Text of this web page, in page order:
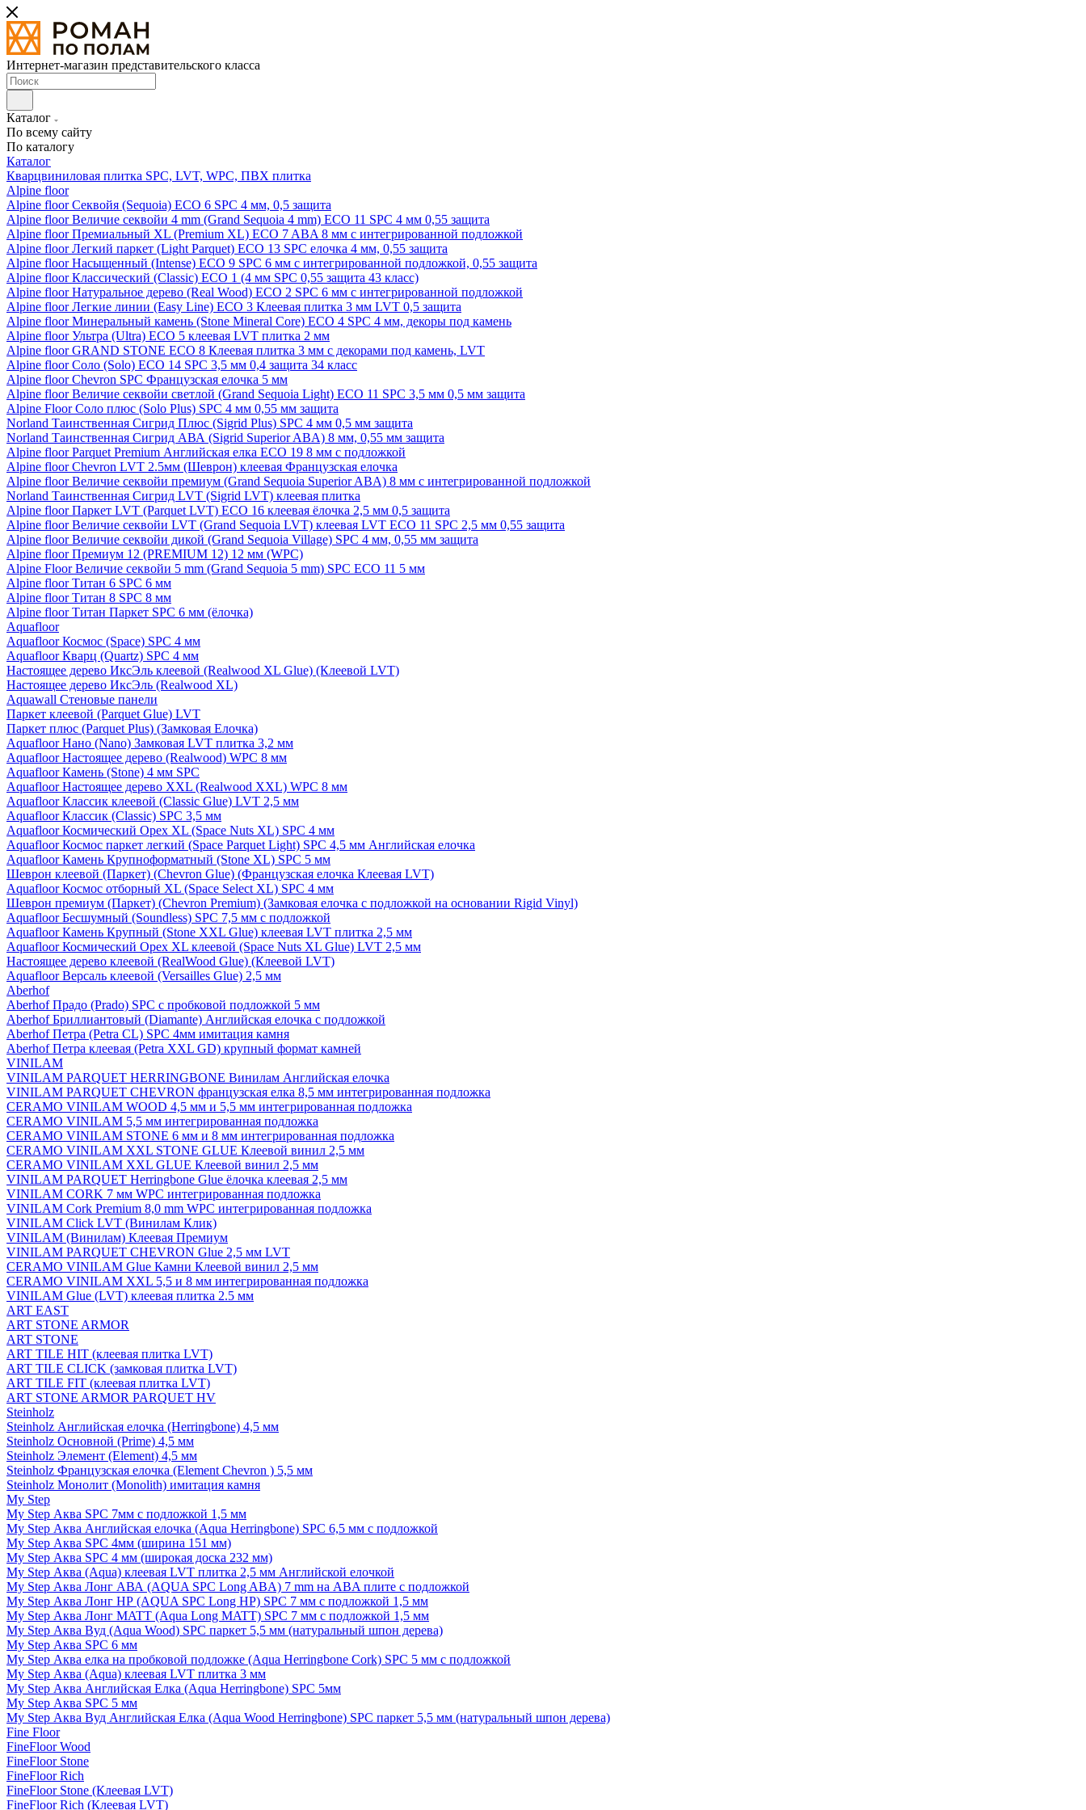
Интернет-магазин представительского класса
Каталог
По всему сайту
По каталогу
Каталог
Кварцвиниловая плитка SPC, LVT, WPC, ПВХ плитка
Alpine floor
Alpine floor Секвойя (Sequoia) ECO 6 SPC 4 мм, 0,5 защита
Alpine floor Величие секвойи 4 mm (Grand Sequoia 4 mm) ECO 11 SPC 4 мм 0,55 защита
Alpine floor Премиальный XL (Premium XL) ECO 7 ABA 8 мм с интегрированной подложкой
Alpine floor Легкий паркет (Light Parquet) ECO 13 SPC елочка 4 мм, 0,55 защита
Alpine floor Насыщенный (Intense) ECO 9 SPC 6 мм с интегрированной подложкой, 0,55 защита
Alpine floor Классический (Classic) ECO 1 (4 мм SPC 0,55 защита 43 класс)
Alpine floor Натуральное дерево (Real Wood) ECO 2 SPC 6 мм с интегрированной подложкой
Alpine floor Легкие линии (Easy Line) ECO 3 Клеевая плитка 3 мм LVT 0,5 защита
Alpine floor Минеральный камень (Stone Mineral Core) ECO 4 SPC 4 мм, декоры под камень
Alpine floor Ультра (Ultra) ECO 5 клеевая LVT плитка 2 мм
Alpine floor GRAND STONE ECO 8 Клеевая плитка 3 мм с декорами под камень, LVT
Alpine floor Соло (Solo) ECO 14 SPC 3,5 мм 0,4 защита 34 класс
Alpine floor Chevron SPC Французская елочка 5 мм
Alpine floor Величие секвойи светлой (Grand Sequoia Light) ECO 11 SPC 3,5 мм 0,5 мм защита
Alpine Floor Соло плюс (Solo Plus) SPC 4 мм 0,55 мм защита
Norland Таинственная Сигрид Плюс (Sigrid Plus) SPC 4 мм 0,5 мм защита
Norland Таинственная Сигрид АВА (Sigrid Superior ABA) 8 мм, 0,55 мм защита
Alpine floor Parquet Premium Английская елка ECO 19 8 мм с подложкой
Alpine floor Chevron LVT 2.5мм (Шеврон) клеевая Французская елочка
Alpine floor Величие секвойи премиум (Grand Sequoia Superior ABA) 8 мм с интегрированной подложкой
Norland Таинственная Сигрид LVT (Sigrid LVT) клеевая плитка
Alpine floor Паркет LVT (Parquet LVT) ECO 16 клеевая ёлочка 2,5 мм 0,5 защита
Alpine floor Величие секвойи LVT (Grand Sequoia LVT) клеевая LVT ECO 11 SPC 2,5 мм 0,55 защита
Alpine floor Величие секвойи дикой (Grand Sequoia Village) SPC 4 мм, 0,55 мм защита
Alpine floor Премиум 12 (PREMIUM 12) 12 мм (WPC)
Alpine Floor Величие секвойи 5 mm (Grand Sequoia 5 mm) SPC ECO 11 5 мм
Alpine floor Титан 6 SPC 6 мм
Alpine floor Титан 8 SPC 8 мм
Alpine floor Титан Паркет SPC 6 мм (ёлочка)
Aquafloor
Aquafloor Космос (Space) SPC 4 мм
Aquafloor Кварц (Quartz) SPC 4 мм
Настоящее дерево ИксЭль клеевой (Realwood XL Glue) (Клеевой LVT)
Настоящее дерево ИксЭль (Realwood XL)
Aquawall Стеновые панели
Паркет клеевой (Parquet Glue) LVT
Паркет плюс (Parquet Plus) (Замковая Елочка)
Aquafloor Нано (Nano) Замковая LVT плитка 3,2 мм
Aquafloor Настоящее дерево (Realwood) WPC 8 мм
Aquafloor Камень (Stone) 4 мм SPC
Aquafloor Настоящее дерево XXL (Realwood XXL) WPC 8 мм
Aquafloor Классик клеевой (Classic Glue) LVT 2,5 мм
Aquafloor Классик (Classic) SPC 3,5 мм
Aquafloor Космический Орех XL (Space Nuts XL) SPC 4 мм
Aquafloor Космос паркет легкий (Space Parquet Light) SPC 4,5 мм Английская елочка
Aquafloor Камень Крупноформатный (Stone XL) SPC 5 мм
Шеврон клеевой (Паркет) (Chevron Glue) (Французская елочка Клеевая LVT)
Aquafloor Космос отборный XL (Space Select XL) SPC 4 мм
Шеврон премиум (Паркет) (Chevron Premium) (Замковая елочка с подложкой на основании Rigid Vinyl)
Aquafloor Бесшумный (Soundless) SPC 7,5 мм с подложкой
Aquafloor Камень Крупный (Stone XXL Glue) клеевая LVT плитка 2,5 мм
Aquafloor Космический Орех XL клеевой (Space Nuts XL Glue) LVT 2,5 мм
Настоящее дерево клеевой (RealWood Glue) (Клеевой LVT)
Aquafloor Версаль клеевой (Versailles Glue) 2,5 мм
Aberhof
Aberhof Прадо (Prado) SPC с пробковой подложкой 5 мм
Aberhof Бриллиантовый (Diamante) Английская елочка с подложкой
Aberhof Петра (Petra CL) SPC 4мм имитация камня
Aberhof Петра клеевая (Petra XXL GD) крупный формат камней
VINILAM
VINILAM PARQUET HERRINGBONE Винилам Английская елочка
VINILAM PARQUET CHEVRON французская елка 8,5 мм интегрированная подложка
CERAMO VINILAM WOOD 4,5 мм и 5,5 мм интегрированная подложка
CERAMO VINILAM 5,5 мм интегрированная подложка
CERAMO VINILAM STONE 6 мм и 8 мм интегрированная подложка
CERAMO VINILAM XXL STONE GLUE Клеевой винил 2,5 мм
CERAMO VINILAM XXL GLUE Клеевой винил 2,5 мм
VINILAM PARQUET Herringbone Glue ёлочка клеевая 2,5 мм
VINILAM CORK 7 мм WPC интегрированная подложка
VINILAM Cork Premium 8,0 mm WPC интегрированная подложка
VINILAM Click LVT (Винилам Клик)
VINILAM (Винилам) Клеевая Премиум
VINILAM PARQUET CHEVRON Glue 2,5 мм LVT
CERAMO VINILAM Glue Камни Клеевой винил 2,5 мм
CERAMO VINILAM XXL 5,5 и 8 мм интегрированная подложка
VINILAM Glue (LVT) клеевая плитка 2.5 мм
ART EAST
ART STONE ARMOR
ART STONE
ART TILE HIT (клеевая плитка LVT)
ART TILE CLICK (замковая плитка LVT)
ART TILE FIT (клеевая плитка LVT)
ART STONE ARMOR PARQUET HV
Steinholz
Steinholz Английская елочка (Herringbone) 4,5 мм
Steinholz Основной (Prime) 4,5 мм
Steinholz Элемент (Element) 4,5 мм
Steinholz Французская елочка (Element Chevron ) 5,5 мм
Steinholz Монолит (Monolith) имитация камня
My Step
My Step Аква SPC 7мм c подложкой 1,5 мм
My Step Аква Английская елочка (Aqua Herringbone) SPC 6,5 мм с подложкой
My Step Аква SPC 4мм (ширина 151 мм)
My Step Аква SPC 4 мм (широкая доска 232 мм)
My Step Аква (Aqua) клеевая LVT плитка 2,5 мм Английской елочкой
My Step Аква Лонг АВА (AQUA SPC Long ABA) 7 mm на ABA плите с подложкой
My Step Аква Лонг НР (AQUA SPC Long HP) SPC 7 мм с подложкой 1,5 мм
My Step Аква Лонг MATT (Aqua Long MATT) SPC 7 мм с подложкой 1,5 мм
My Step Аква Вуд (Aqua Wood) SPC паркет 5,5 мм (натуральный шпон дерева)
My Step Аква SPC 6 мм
My Step Аква елка на пробковой подложке (Aqua Herringbone Cork) SPC 5 мм с подложкой
My Step Аква (Aqua) клеевая LVT плитка 3 мм
My Step Аква Английская Елка (Aqua Herringbone) SPC 5мм
My Step Аква SPC 5 мм
My Step Аква Вуд Английская Елка (Aqua Wood Herringbone) SPC паркет 5,5 мм (натуральный шпон дерева)
Fine Floor
FineFloor Wood
FineFloor Stone
FineFloor Rich
FineFloor Stone (Клеевая LVT)
FineFloor Rich (Клеевая LVT)